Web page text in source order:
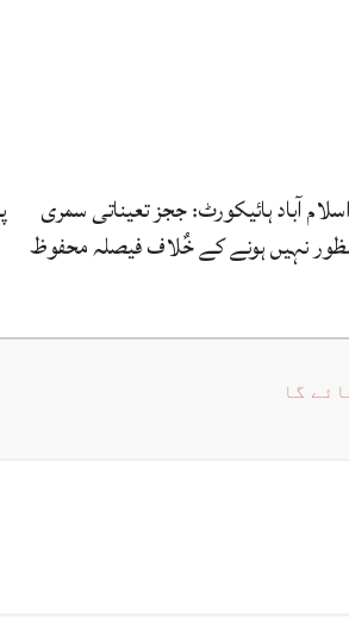
اسلام آباد ہائیکورٹ: ججز تعیناتی سمری
نہیں‌ ہونے کے خٌلاف فیصلہ محفوظ
گا